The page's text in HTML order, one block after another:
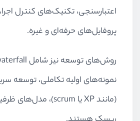
اعتبارسنجی، تکنیک‌های کنترل
پروفایل‌های حرفه‌ای و غیره.
روش‌های توسعه نیز شامل
نمونه‌های اولیه تکاملی، توسعه
(مانندXPیا scrum)، مدل‌های